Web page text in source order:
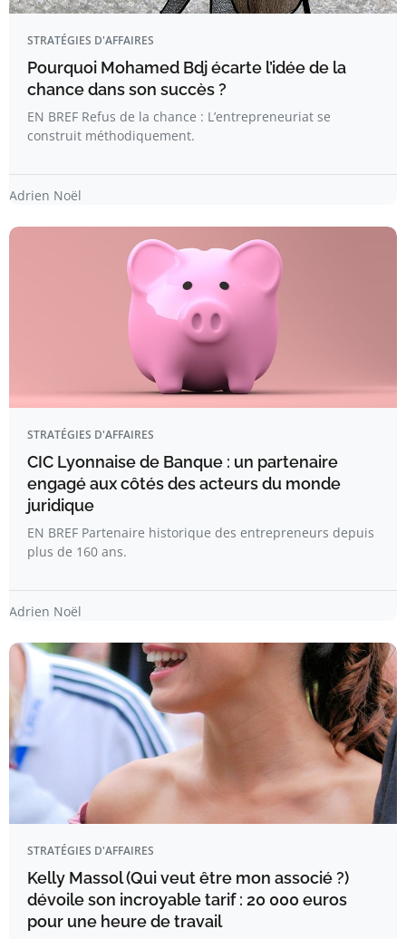
STRATÉGIES D'AFFAIRES
Pourquoi Mohamed Bdj écarte l’idée de la
chance dans son succès ?
EN BREF Refus de la chance : L’entrepreneuriat se
construit méthodiquement.
Adrien Noël
STRATÉGIES D'AFFAIRES
CIC Lyonnaise de Banque : un partenaire
engagé aux côtés des acteurs du monde
juridique
EN BREF Partenaire historique des entrepreneurs depuis
plus de 160 ans.
Adrien Noël
STRATÉGIES D'AFFAIRES
Kelly Massol (Qui veut être mon associé ?)
dévoile son incroyable tarif : 20 000 euros
pour une heure de travail